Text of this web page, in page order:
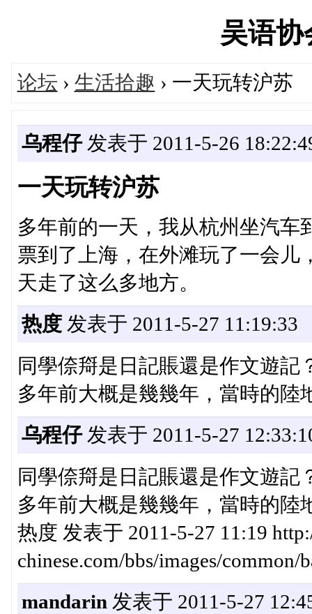
吴语
论坛 › 生活拾趣 › 一天玩转沪苏
乌程仔发表于 2011-5-26
一天玩转沪苏
多年前的一天，我从杭州坐汽车
票到了上海，在外滩玩了一会儿
天走了这么多地方。
热度发表于 2011-5-27 11:19:33
同學倷搿是日記賬還是作文遊記
多年前大概是幾幾年，當時的陸
乌程仔发表于 2011-5-27
同學倷搿是日記賬還是作文遊記
多年前大概是幾幾年，當時的陸
热度 发表于 2011-5-27 11:19
chinese.com/bbs/images/
mandarin 发表于 2011-5-27